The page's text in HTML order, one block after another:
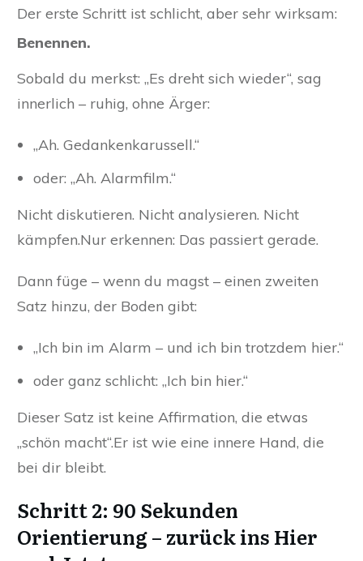
Der erste Schritt ist schlicht, aber sehr wirksam:
Benennen.
Sobald du merkst: „Es dreht sich wieder“, sag
innerlich – ruhig, ohne Ärger:
„Ah. Gedankenkarussell.“
oder: „Ah. Alarmfilm.“
Nicht diskutieren. Nicht analysieren. Nicht
kämpfen.Nur erkennen: Das passiert gerade.
Dann füge – wenn du magst – einen zweiten
Satz hinzu, der Boden gibt:
„Ich bin im Alarm – und ich bin trotzdem hier.“
oder ganz schlicht: „Ich bin hier.“
Dieser Satz ist keine Affirmation, die etwas
„schön macht“.Er ist wie eine innere Hand, die
bei dir bleibt.
Schritt 2: 90 Sekunden
Orientierung – zurück ins Hier